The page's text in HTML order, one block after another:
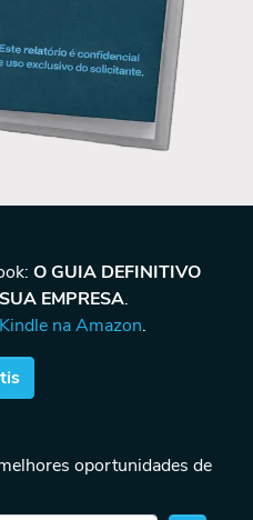
O GUIA DEFINITIVO
EMPRESA.
na Amazon.
oportunidades de